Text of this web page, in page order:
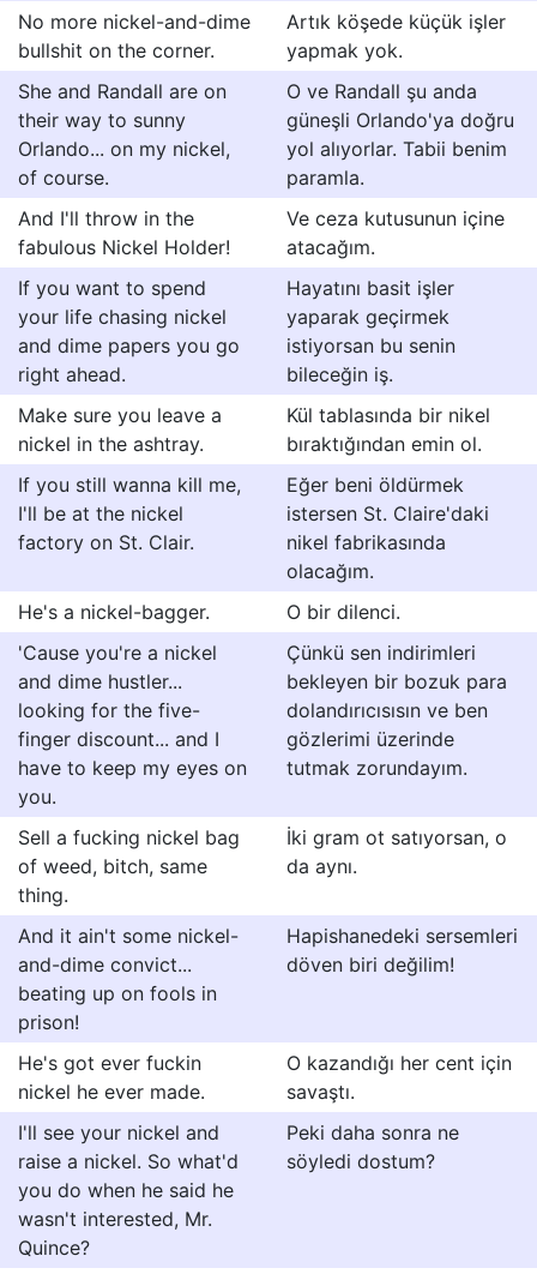
No more nickel-and-dime
bullshit on the corner.
Artık köşede küçük işler
yapmak yok.
She and Randall are on
their way to sunny
Orlando... on my nickel,
of course.
O ve Randall şu anda
güneşli Orlando'ya doğru
yol alıyorlar. Tabii benim
paramla.
And I'll throw in the
fabulous Nickel Holder!
Ve ceza kutusunun içine
atacağım.
If you want to spend
your life chasing nickel
and dime papers you go
right ahead.
Hayatını basit işler
yaparak geçirmek
istiyorsan bu senin
bileceğin iş.
Make sure you leave a
nickel in the ashtray.
Kül tablasında bir nikel
bıraktığından emin ol.
If you still wanna kill me,
I'll be at the nickel
factory on St. Clair.
Eğer beni öldürmek
istersen St. Claire'daki
nikel fabrikasında
olacağım.
He's a nickel-bagger.
O bir dilenci.
'Cause you're a nickel
and dime hustler...
looking for the five-
finger discount... and I
have to keep my eyes on
you.
Çünkü sen indirimleri
bekleyen bir bozuk para
dolandırıcısısın ve ben
gözlerimi üzerinde
tutmak zorundayım.
Sell a fucking nickel bag
of weed, bitch, same
thing.
İki gram ot satıyorsan, o
da aynı.
And it ain't some nickel-
and-dime convict...
beating up on fools in
prison!
Hapishanedeki sersemleri
döven biri değilim!
He's got ever fuckin
nickel he ever made.
O kazandığı her cent için
savaştı.
I'll see your nickel and
raise a nickel. So what'd
you do when he said he
wasn't interested, Mr.
Quince?
Peki daha sonra ne
söyledi dostum?